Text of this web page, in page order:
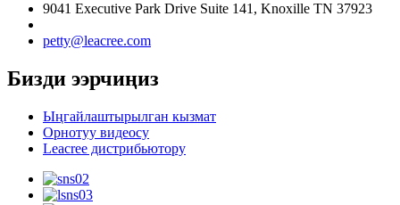
9041 Executive Park Drive Suite 141, Knoxille TN 37923
petty@leacree.com
Бизди ээрчиңиз
Ыңгайлаштырылган кызмат
Орнотуу видеосу
Leacree дистрибьютору